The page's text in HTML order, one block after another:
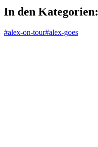
In den Kategorien:
#alex-on-tour#alex-goes